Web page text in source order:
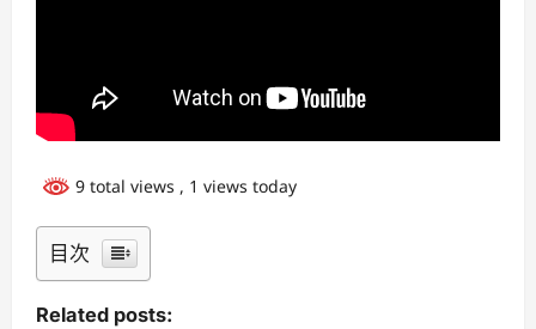
9 total views , 1 views today
目次
Related posts: